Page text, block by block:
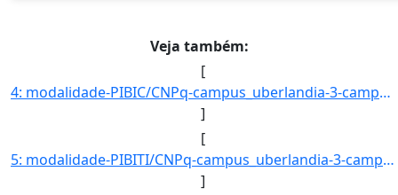
Veja também:
[
4: modalidade-PIBIC/CNPq-campus_uberlandia-3-campus_uberaba-5-campus_ituiutaba-0-campus_patos_de_minas-]
]
[
5: modalidade-PIBITI/CNPq-campus_uberlandia-3-campus_uberaba-8-campus_ituiutaba-0-campus_patos_de_minas]
]